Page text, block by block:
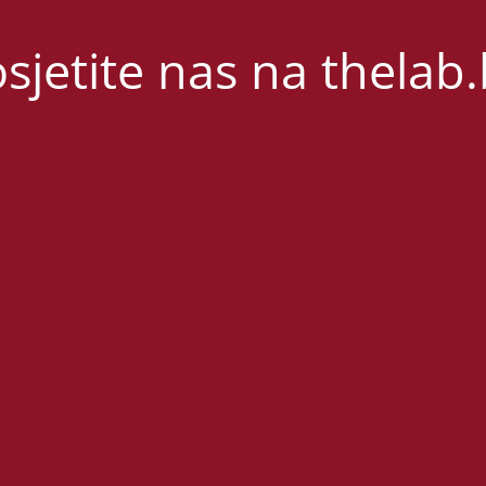
nas na